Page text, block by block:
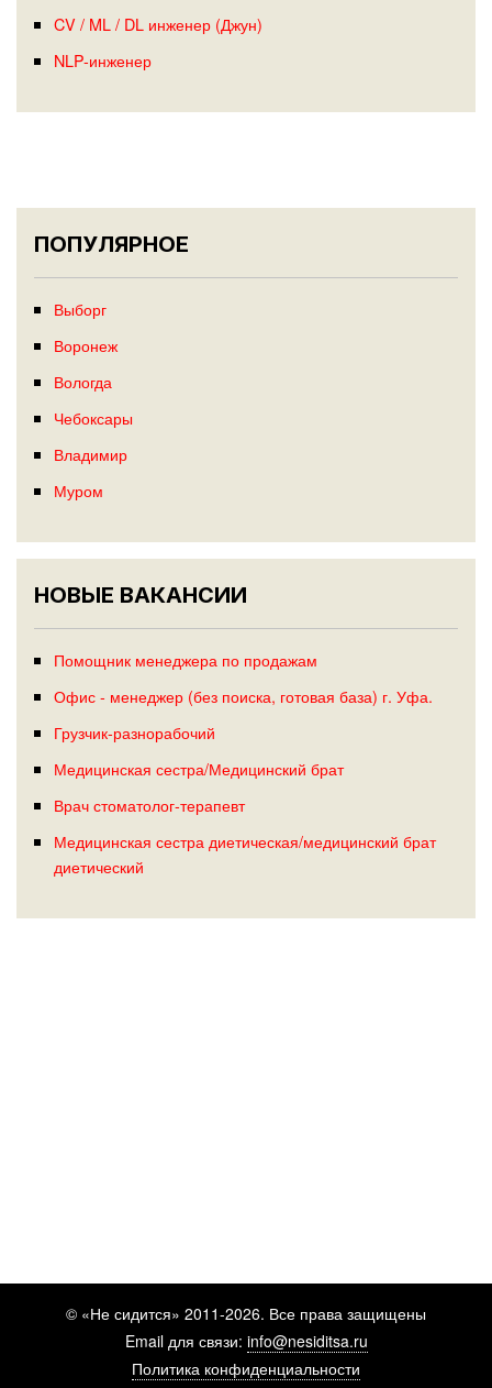
CV / ML / DL инженер (Джун)
NLP-инженер
ПОПУЛЯРНОЕ
Выборг
Воронеж
Вологда
Чебоксары
Владимир
Муром
НОВЫЕ ВАКАНСИИ
Помощник менеджера по продажам
Офис - менеджер (без поиска, готовая база) г. Уфа.
Грузчик-разнорабочий
Медицинская сестра/Медицинский брат
Врач стоматолог-терапевт
Медицинская сестра диетическая/медицинский брат
диетический
© «Не сидится» 2011-2026. Все права защищены
Email для связи: info@nesiditsa.ru
Политика конфиденциальности